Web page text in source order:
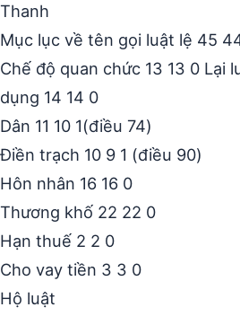
Thanh
Mục lục về tên gọi luật lệ 45
Chế độ quan chức 13 13 0 Lại
dụng 14 14 0
Dân 11 10 1(điều 74)
Điền trạch 10 9 1 (điều 90)
Hôn nhân 16 16 0
Thương khố 22 22 0
Hạn thuế 2 2 0
Cho vay tiền 3 3 0
Hộ luật